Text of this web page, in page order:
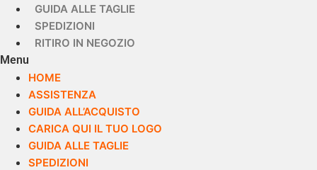
GUIDA ALLE TAGLIE
SPEDIZIONI
RITIRO IN NEGOZIO
Menu
HOME
ASSISTENZA
GUIDA ALL’ACQUISTO
CARICA QUI IL TUO LOGO
GUIDA ALLE TAGLIE
SPEDIZIONI